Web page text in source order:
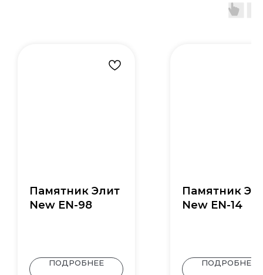
Памятник Элит
New EN-98
ПОДРОБНЕЕ
Памятник
New EN-14
ПОДРОБНЕЕ